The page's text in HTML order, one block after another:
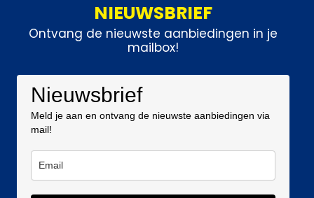
NIEUWSBRIEF
Ontvang de nieuwste aanbiedingen in je
mailbox!
Nieuwsbrief
Meld je aan en ontvang de nieuwste aanbiedingen via
mail!